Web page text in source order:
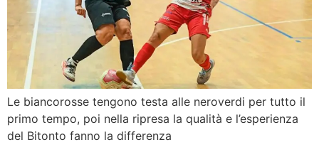
Le biancorosse tengono testa alle neroverdi per tutto il
primo tempo, poi nella ripresa la qualità e l’esperienza
del Bitonto fanno la differenza